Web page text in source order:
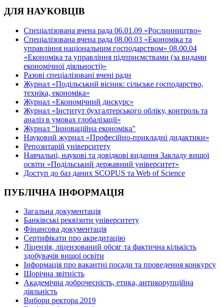
ДЛЯ НАУКОВЦІВ
Спеціалізована вчена рада 06.01.09 «Рослинництво»
Спеціалізована вчена рада 08.00.03 «Економіка та
управління національним господарством» 08.00.04
«Економіка та управління підприємствами (за видами
економічної діяльності)»
Разові спеціалізовані вчені ради
Журнал «Подільський вісник: сільське господарство,
техніка, економіка»
Журнал «Економічний дискурс»
Журнал «Інститут бухгалтерського обліку, контроль та
аналіз в умовах глобалізації»
Журнал "Інноваційна економіка"
Науковий журнал «Професійно-прикладні дидактики»
Репозитарій університету
Навчальні, наукові та довідкові видання Закладу вищої
освіти «Подільський державний університет»
Доступ до баз даних SCOPUS та Web of Science
ПУБЛІЧНА ІНФОРМАЦІЯ
Загальна документація
Банківські реквізити університету
Фінансова документація
Сертифікати про акредитацію
Ліцензія, ліцензований обсяг та фактична кількість
здобувачів вищої освіти
Інформація про вакантні посади та проведення конкурсу
Щорічна звітність
Академічна доброчесність, етика, антикорупційна
діяльність
Вибори ректора 2019